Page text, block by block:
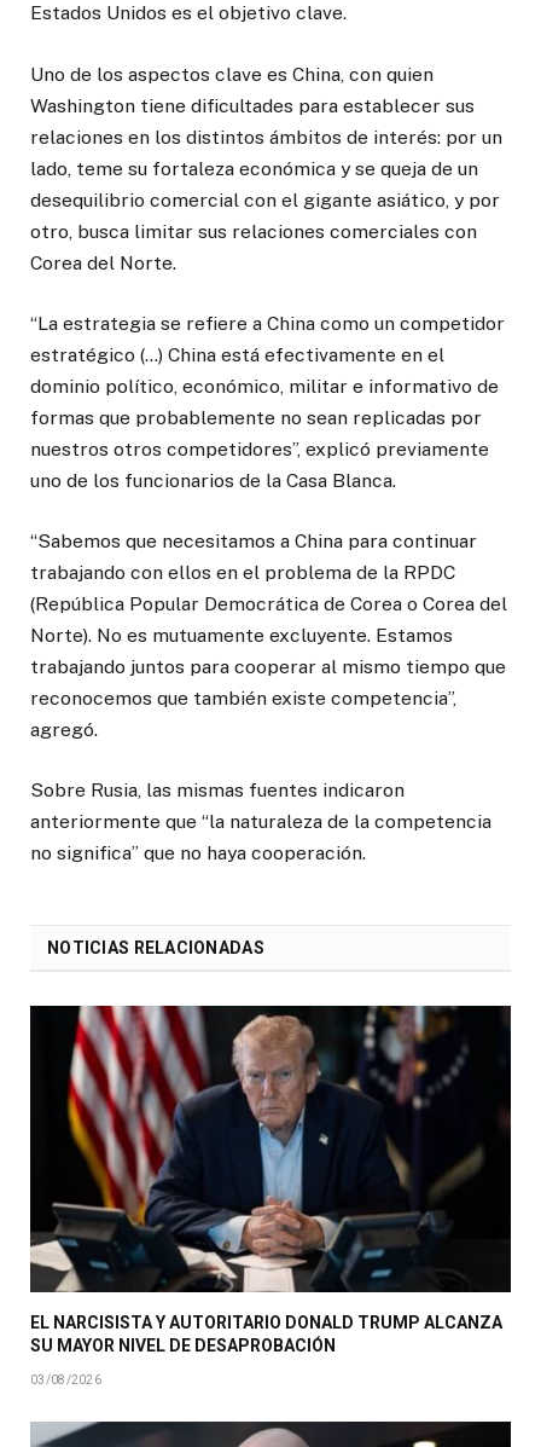
Estados Unidos es el objetivo clave.
Uno de los aspectos clave es China, con quien
Washington tiene dificultades para establecer sus
relaciones en los distintos ámbitos de interés: por un
lado, teme su fortaleza económica y se queja de un
desequilibrio comercial con el gigante asiático, y por
otro, busca limitar sus relaciones comerciales con
Corea del Norte.
“La estrategia se refiere a China como un competidor
estratégico (…) China está efectivamente en el
dominio político, económico, militar e informativo de
formas que probablemente no sean replicadas por
nuestros otros competidores”, explicó previamente
uno de los funcionarios de la Casa Blanca.
“Sabemos que necesitamos a China para continuar
trabajando con ellos en el problema de la RPDC
(República Popular Democrática de Corea o Corea del
Norte). No es mutuamente excluyente. Estamos
trabajando juntos para cooperar al mismo tiempo que
reconocemos que también existe competencia”,
agregó.
Sobre Rusia, las mismas fuentes indicaron
anteriormente que “la naturaleza de la competencia
no significa” que no haya cooperación.
NOTICIAS RELACIONADAS
EL NARCISISTA Y AUTORITARIO DONALD TRUMP ALCANZA
SU MAYOR NIVEL DE DESAPROBACIÓN
03/08/2026